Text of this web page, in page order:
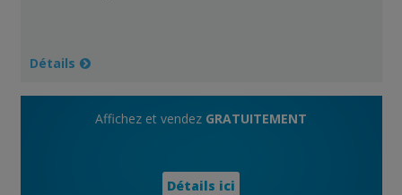
Détails
Affichez et vendez GRATUITEMENT
Détails ici